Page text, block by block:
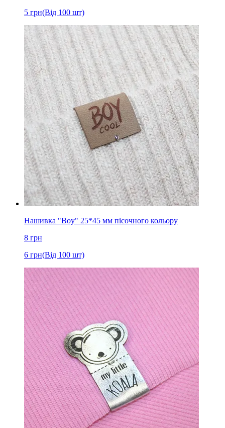
5 грн(Від 100 шт)
Нашивка "Boy" 25*45 мм пісочного кольору
8 грн
6 грн(Від 100 шт)